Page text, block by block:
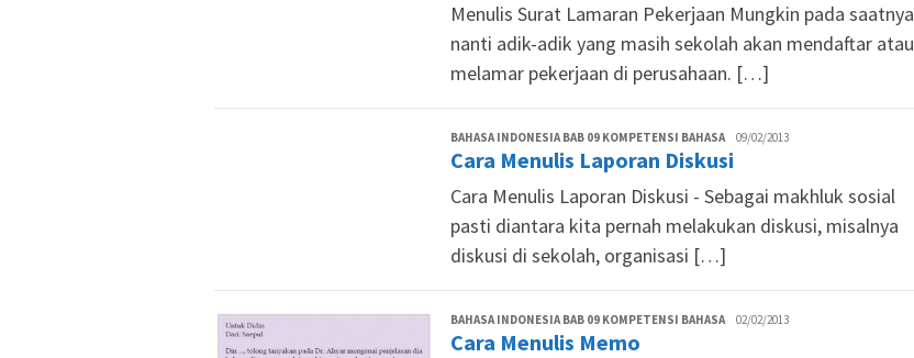
Menulis Surat Lamaran Pekerjaan Mungkin pada saatnya
nanti adik-adik yang masih sekolah akan mendaftar atau
melamar pekerjaan di perusahaan. […]
BAHASA INDONESIA BAB 09 KOMPETENSI BAHASATim
Siswapedia
09/02/2013
Cara Menulis Laporan Diskusi
Cara Menulis Laporan Diskusi - Sebagai makhluk sosial
pasti diantara kita pernah melakukan diskusi, misalnya
diskusi di sekolah, organisasi […]
BAHASA INDONESIA BAB 09 KOMPETENSI BAHASATim02/02/2013
Cara Menulis Memo